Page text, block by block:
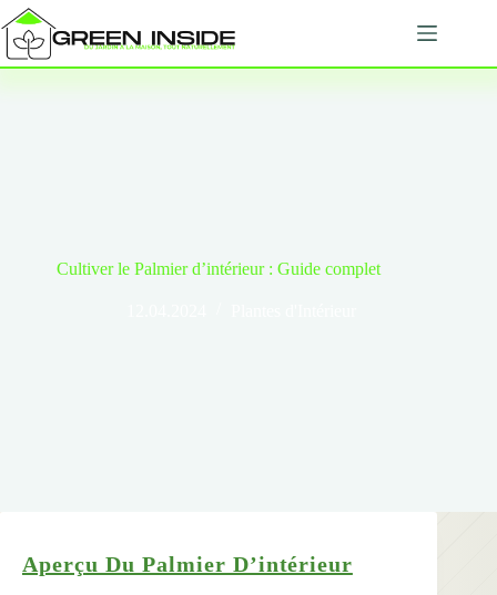
Passer
au
contenu
Cultiver le Palmier d’intérieur : Guide complet
Aperçu Du Palmier D’intérieur